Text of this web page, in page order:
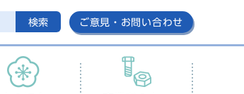
検索 ご意見・お問い合わせ